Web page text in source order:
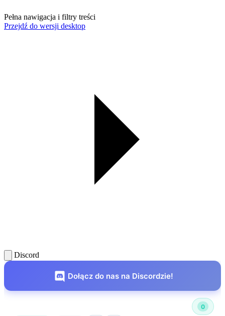
Pełna nawigacja i filtry treści
Przejdź do wersji desktop
Discord
Dołącz do nas na Discordzie!
0